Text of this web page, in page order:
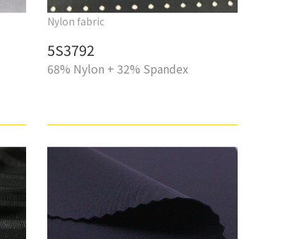
Nylon fabric
5S3792
68% Nylon + 32% Spandex